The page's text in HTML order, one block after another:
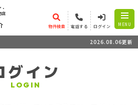
店
物件検索 電話する ログイン MENU
2026.08.06更新
グイン
LOGIN